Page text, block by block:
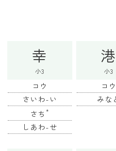
幸
小3
コウ
さいわ-い
さち *
しあわ-せ
港
小3
コウ
みな